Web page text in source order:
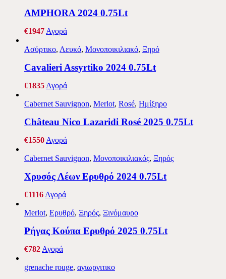
AMPHORA 2024 0.75Lt
€1947 Αγορά
Ασύρτικο, Λευκό, Μονοποικιλιακό, Ξηρό
Cavalieri Assyrtiko 2024 0.75Lt
€1835 Αγορά
Cabernet Sauvignon, Merlot, Rosé, Ημίξηρο
Château Nico Lazaridi Rosé 2025 0.75Lt
€1550 Αγορά
Cabernet Sauvignon, Μονοποικιλιακός, Ξηρός
Χρυσός Λέων Ερυθρό 2024 0.75Lt
€1116 Αγορά
Merlot, Ερυθρό, Ξηρός, Ξινόμαυρο
Ρήγας Κούπα Ερυθρό 2025 0.75Lt
€782 Αγορά
grenache rouge, αγιωργιτικο